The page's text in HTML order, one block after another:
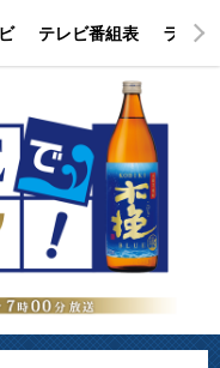
テレビ番組表 ラジオ